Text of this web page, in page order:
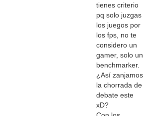
tienes criterio
pq solo juzgas
los juegos por
los fps, no te
considero un
gamer, solo un
benchmarker.
¿Así zanjamos
la chorrada de
debate este
xD?